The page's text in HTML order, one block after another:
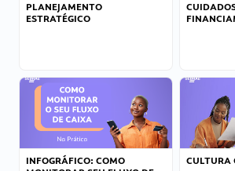
PLANEJAMENTO
ESTRATÉGICO
INFOGRÁFICO: COMO
CULTURA